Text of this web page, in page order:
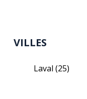
VILLES
Laval(25)